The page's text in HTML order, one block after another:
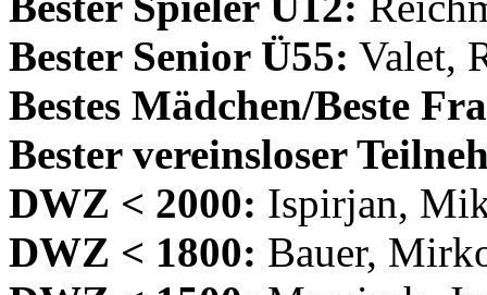
Bester Senior Ü55: Valet,
Bestes Mädchen/Beste
Bester vereinsloser
DWZ < 2000: Ispirjan,
DWZ < 1800: Bauer,